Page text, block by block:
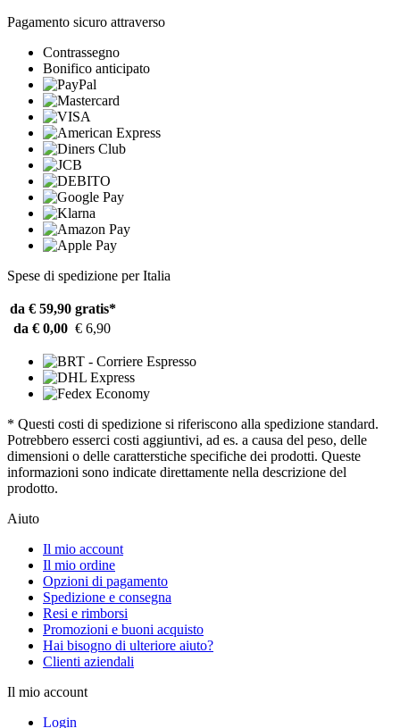
Pagamento sicuro attraverso
Contrassegno
Bonifico anticipato
Spese di spedizione per Italia
da € 59,90 gratis*
da € 0,00 € 6,90
* Questi costi di spedizione si riferiscono alla spedizione standard.
Potrebbero esserci costi aggiuntivi, ad es. a causa del peso, delle
dimensioni o delle caratterstiche specifiche dei prodotti. Queste
informazioni sono indicate direttamente nella descrizione del
prodotto.
Aiuto
Il mio account
Il mio ordine
Opzioni di pagamento
Spedizione e consegna
Resi e rimborsi
Promozioni e buoni acquisto
Hai bisogno di ulteriore aiuto?
Clienti aziendali
Il mio account
Login